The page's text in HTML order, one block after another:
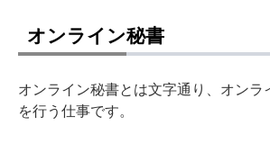
オンライン秘書
オンライン秘書とは文字通り、オンラ
を行う仕事です。